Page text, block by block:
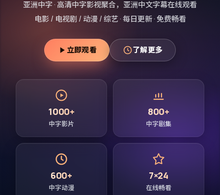
亚洲中字· 高清中字影视聚合， 亚洲中文字幕在线观看
电影 / 电视剧 / 动漫 / 综艺 · 每日更新 · 免费畅看
立即观看 了解更多
1000+
中字影片
800+
中字剧集
600+
中字动漫
7×24
在线畅看